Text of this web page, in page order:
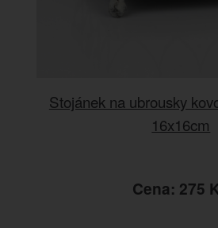
Stojánek na ubrousky
16x16cm
Cena: 275